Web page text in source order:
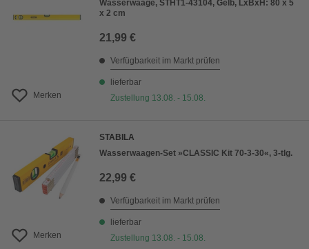
Merken
Wasserwaage, STHT1-43104, Gelb, LxBxH: 80 x 5
x 2 cm
21,99 €
Verfügbarkeit im Markt prüfen
lieferbar
Zustellung 13.08. - 15.08.
Merken
STABILA
Wasserwaagen-Set »CLASSIC Kit 70-3-30«, 3-tlg.
22,99 €
Verfügbarkeit im Markt prüfen
lieferbar
Zustellung 13.08. - 15.08.